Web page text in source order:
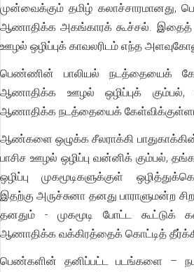
முன்வைக்கும் தமிழ் கலாச்சாரமானது,
ஆணாதிக்க அகங்காரக் கூச்சல். இதைத்
ஊழல் ஒழிப்புக் காவலரிடம் எந்த
பெண்ணின் பாலியல் நடத்தையைக்
ஆணாதிக்க ஊழல் ஒழிப்புக்
ஆணாதிக்க நடத்தையைக்
ஆண்களை ஒழுக்க சீலராக்கி
பாசிச ஊழல் ஒழிப்பு வன்னிக் கும்பல்,
ஒழிப்பு முகமூடிகளுக்குள்
இதற்கு அருச்சுனா தனது பாராளுமன்ற
தனதும் - முகமூடி போட்ட கூட்டுக்
ஆணாதிக்க வக்கிரத்தைக் கொட்டித்
பெண்களின் தனிப்பட்ட படங்களை –